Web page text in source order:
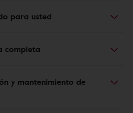
para usted
completa
y mantenimiento de